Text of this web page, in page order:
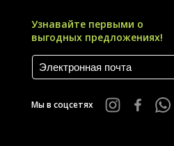
Узнавайте первыми о
выгодных предложениях!
Мы в соцсетях